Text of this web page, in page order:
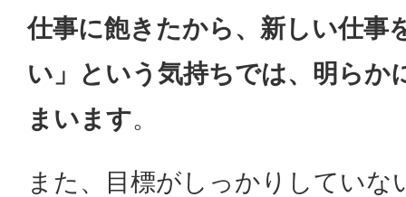
仕事に飽きたから、新しい仕事
い」という気持ちでは、明らか
まいます。
また、目標がしっかりしていな